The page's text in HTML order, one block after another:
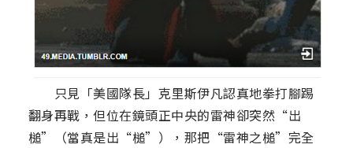
只見「美國隊長」克里斯伊凡認真地拳打腳踢
翻身再戰，但位在鏡頭正中央的雷神卻突然“出
槌”（當真是出“槌”），那把“雷神之槌”完全